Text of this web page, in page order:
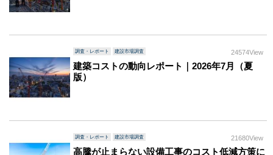
調査・レポート 建設市場調査 24574View
建築コストの動向レポート｜2026年7月（夏
版）
調査・レポート 建設市場調査 21680View
高騰が止まらない設備工事のコスト低減方策に